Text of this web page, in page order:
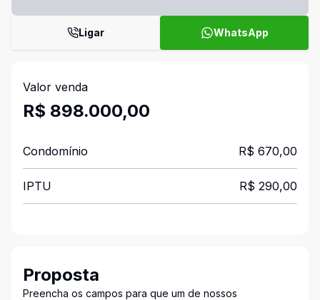
Ligar WhatsApp
Valor venda
R$ 898.000,00
Condomínio R$ 670,00
IPTU R$ 290,00
Proposta
Preencha os campos para que um de nossos